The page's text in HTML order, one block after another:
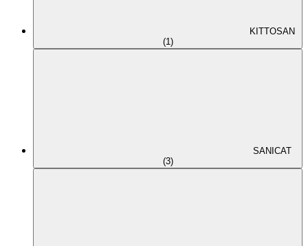
KITTOSAN
(1)
SANICAT
(3)